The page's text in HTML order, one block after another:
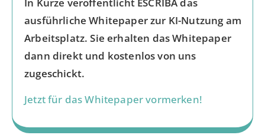
ausführliche Whitepaper zur KI-Nutzung am
Arbeitsplatz. Sie erhalten das Whitepaper
dann direkt und kostenlos von uns
zugeschickt.
Jetzt für das Whitepaper vormerken!